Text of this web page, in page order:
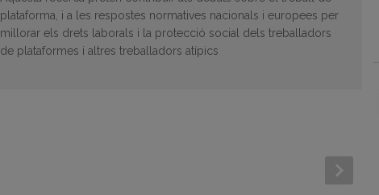
plataforma, i a les respostes normatives nacionals i europees per
millorar els drets laborals i la protecció social dels treballadors
de plataformes i altres treballadors atípics